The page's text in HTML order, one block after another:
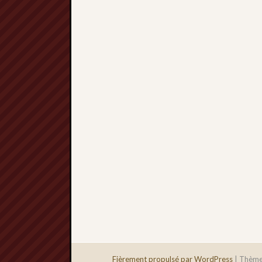
Fièrement propulsé par WordPress